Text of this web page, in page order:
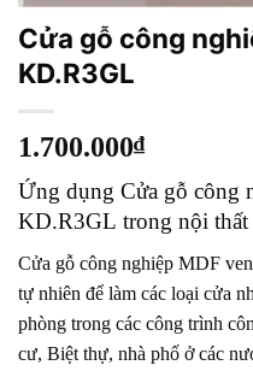
Cửa gỗ công
KD.R3GL
1.700.000₫
Ứng dụng Cửa gỗ công
KD.R3GL trong nội thất
Cửa gỗ công nghiệp MDF
tự nhiên để làm các loại cửa
phòng trong các công trình
cư, Biệt thự, nhà phố ở các